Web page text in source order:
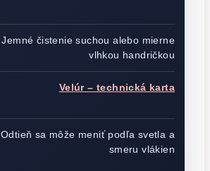
Jemné čistenie suchou alebo mierne
vlhkou handričkou
Velúr – technická karta
Odtieň sa môže meniť podľa svetla a
smeru vlákien